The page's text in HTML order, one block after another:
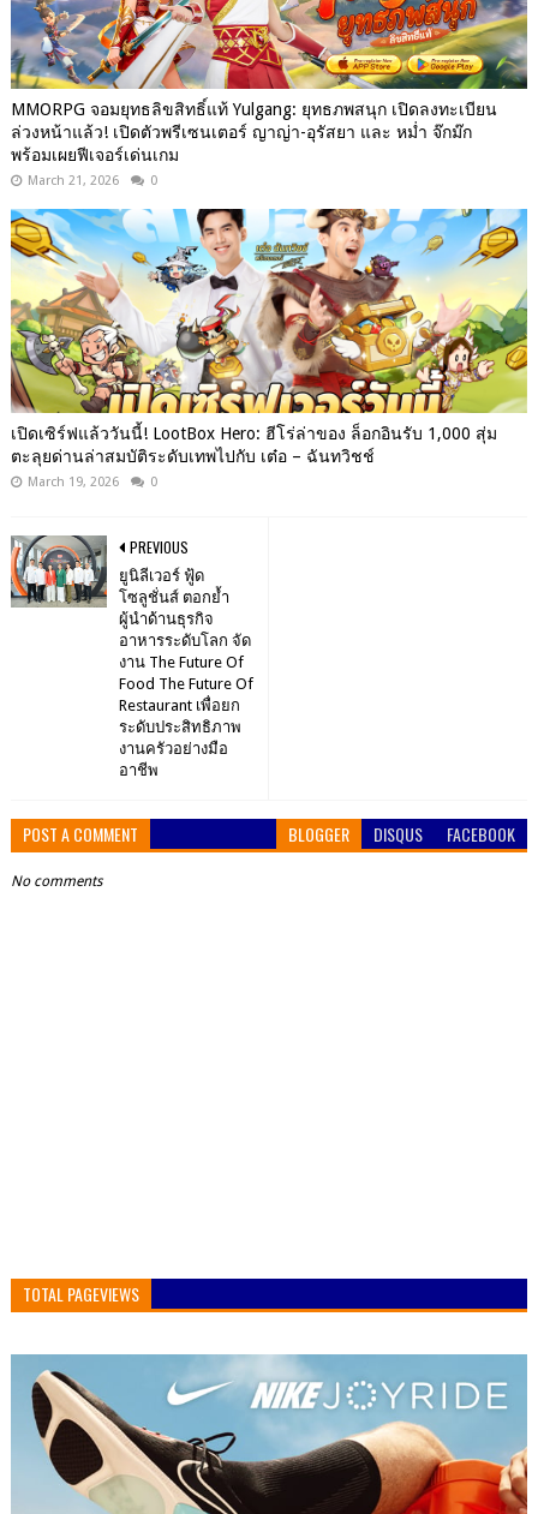
MMORPG จอมยุทธลิขสิทธิ์แท้ Yulgang: ยุทธภพสนุก เปิดลงทะเบียน
ล่วงหน้าแล้ว! เปิดตัวพรีเซนเตอร์ ญาญ่า-อุรัสยา และ หม่ำ จ๊กม๊ก
พร้อมเผยฟีเจอร์เด่นเกม
March 21, 2026 0
เปิดเซิร์ฟแล้ววันนี้! LootBox Hero: ฮีโร่ล่าของ ล็อกอินรับ 1,000 สุ่ม
ตะลุยด่านล่าสมบัติระดับเทพไปกับ เต๋อ – ฉันทวิชช์
March 19, 2026 0
PREVIOUS
ยูนิลีเวอร์ ฟู้ด
โซลูชั่นส์ ตอกย้ำ
ผู้นำด้านธุรกิจ
อาหารระดับโลก จัด
งาน The Future Of
Food The Future Of
Restaurant เพื่อยก
ระดับประสิทธิภาพ
งานครัวอย่างมือ
อาชีพ
POST A COMMENT BLOGGER DISQUS FACEBOOK
No comments
TOTAL PAGEVIEWS